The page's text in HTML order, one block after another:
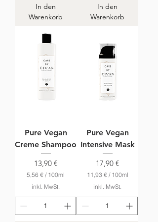
o
1
0
M
i
l
i
i
t
In den
Warenkorb
In den
Warenkorb
Pure Vegan
Creme Shampoo
Preis
13,90 €
5,56 € / 100ml
5
,
5
6
inkl. MwSt.
Pure Vegan
Intensive Mask
Preis
17,90 €
11,93 € / 100ml
1
1
,
9
3
inkl. MwSt.